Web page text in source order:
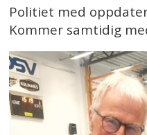
Politiet med
Kommer samtidig